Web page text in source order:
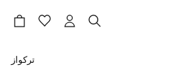
تركواز